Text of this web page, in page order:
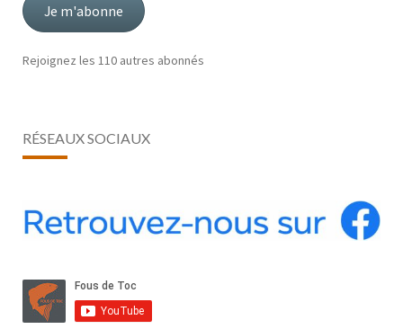
Je m'abonne
Rejoignez les 110 autres abonnés
RÉSEAUX SOCIAUX